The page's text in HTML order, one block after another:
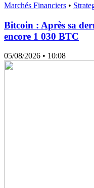
Marchés Financiers •
Bitcoin : Après sa
encore 1 030 BTC
05/08/2026 • 10:08